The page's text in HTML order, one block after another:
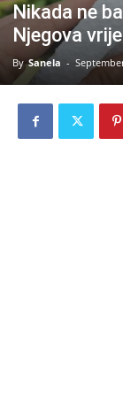
Nikada ne
Njegova
By Sanela -